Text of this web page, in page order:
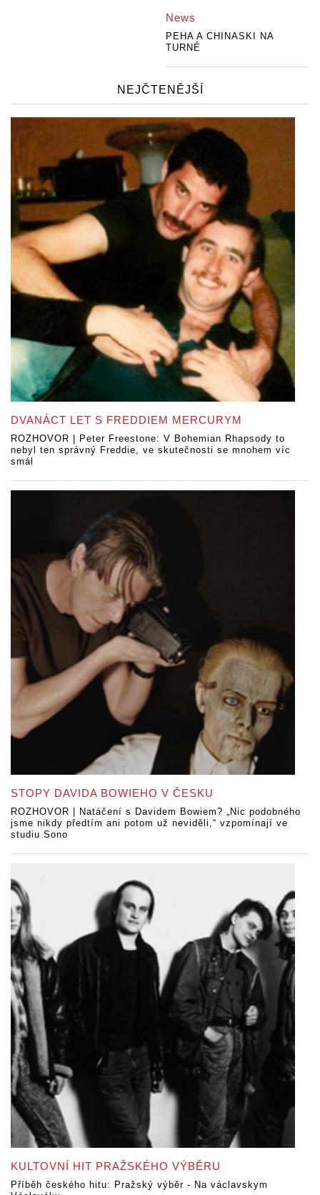
News
PEHA A CHINASKI NA
TURNÉ
NEJČTENĚJŠÍ
DVANÁCT LET S FREDDIEM MERCURYM
ROZHOVOR | Peter Freestone: V Bohemian Rhapsody to
nebyl ten správný Freddie, ve skutečnosti se mnohem víc
smál
STOPY DAVIDA BOWIEHO V ČESKU
ROZHOVOR | Natáčení s Davidem Bowiem? „Nic podobného
jsme nikdy předtím ani potom už neviděli,“ vzpomínají ve
studiu Sono
KULTOVNÍ HIT PRAŽSKÉHO VÝBĚRU
Příběh českého hitu: Pražský výběr - Na václavskym